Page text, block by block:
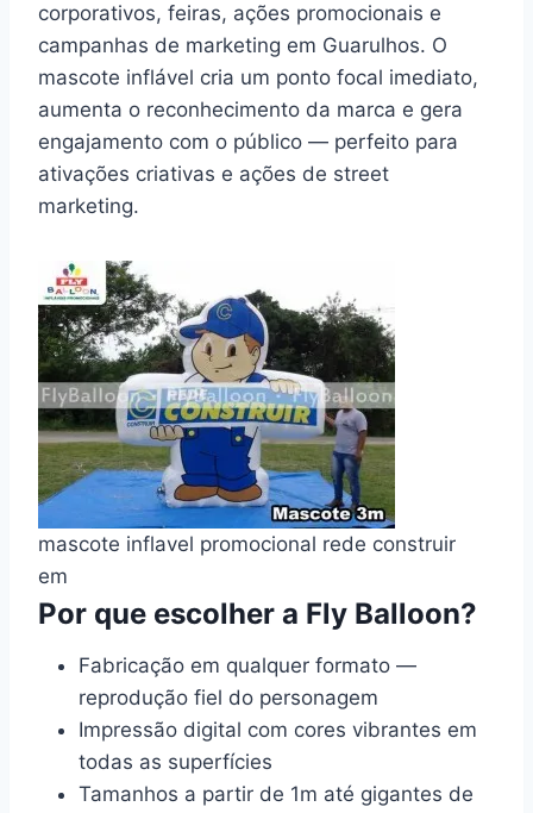
corporativos, feiras, ações promocionais e
campanhas de marketing em Guarulhos. O
mascote inflável cria um ponto focal imediato,
aumenta o reconhecimento da marca e gera
engajamento com o público — perfeito para
ativações criativas e ações de street
marketing.
mascote inflavel promocional rede construir
em
Por que escolher a Fly Balloon?
Fabricação em qualquer formato —
reprodução fiel do personagem
Impressão digital com cores vibrantes em
todas as superfícies
Tamanhos a partir de 1m até gigantes de